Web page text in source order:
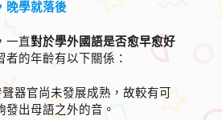
晚學就落後
一直對於學外國語是否愈早愈好
者的年齡有以下關係：
器官尚未發展成熟，故較有可
出母語之外的音。